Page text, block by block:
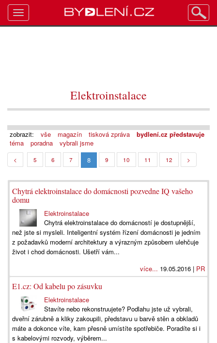
Elektroinstalace
zobrazit: vše magazín tisková zpráva
bydlení.cz představuje
téma
poradna vybrali jsme
< 5 6 7 8 9 10 11 12 >
Chytrá elektroinstalace do domácnosti pozvedne IQ vašeho
domu
Elektroinstalace
Chytrá elektroinstalace do domácností je dostupnější,
než jste si mysleli. Inteligentní systém řízení domácnosti je jedním
z požadavků moderní architektury a výrazným způsobem ulehčuje
život i chod domácnosti. Ušetří vám...
více... 19.05.2016 | PR
E1.cz: Od kabelu po zásuvku
Elektroinstalace
Stavíte nebo rekonstruujete? Podlahu jste už vybrali,
dveřní zárubně a kliky zakoupili, představu u barvě stěn a obkladů
máte a dokonce víte, kam přesně umístíte spotřebiče. Poradíte si i
s kabelovými rozvody, výběrem...
Toggle
navigation